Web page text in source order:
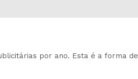
por ano. Esta é a forma de